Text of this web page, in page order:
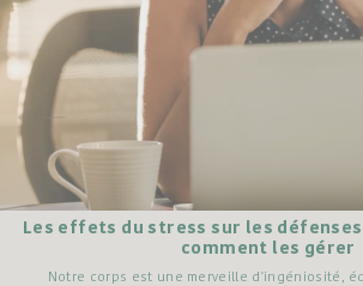
Les effets du stress sur les
comment les gérer
Notre corps est une merveille d'ingéniosité,